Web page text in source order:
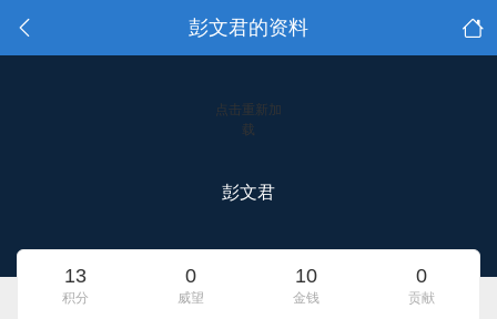
彭文君的资料
点击重新加
载
彭文君
13
积分
0
威望
10
金钱
0
贡献